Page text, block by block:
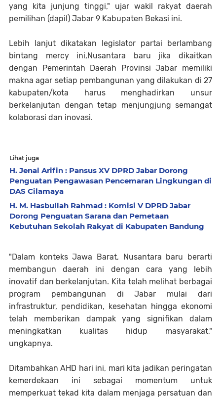
yang kita junjung tinggi," ujar wakil rakyat daerah
pemilihan (dapil) Jabar 9 Kabupaten Bekasi ini.
Lebih lanjut dikatakan legislator partai berlambang
bintang mercy ini,Nusantara baru jika dikaitkan
dengan Pemerintah Daerah Provinsi Jabar memiliki
makna agar setiap pembangunan yang dilakukan di 27
kabupaten/kota harus menghadirkan unsur
berkelanjutan dengan tetap menjungjung semangat
kolaborasi dan inovasi.
Lihat juga
H. Jenal Arifin : Pansus XV DPRD Jabar Dorong
Penguatan Pengawasan Pencemaran Lingkungan di
DAS Cilamaya
H. M. Hasbullah Rahmad : Komisi V DPRD Jabar
Dorong Penguatan Sarana dan Pemetaan
Kebutuhan Sekolah Rakyat di Kabupaten Bandung
"Dalam konteks Jawa Barat, Nusantara baru berarti
membangun daerah ini dengan cara yang lebih
inovatif dan berkelanjutan. Kita telah melihat berbagai
program pembangunan di Jabar mulai dari
infrastruktur, pendidikan, kesehatan hingga ekonomi
telah memberikan dampak yang signifikan dalam
meningkatkan kualitas hidup masyarakat,"
ungkapnya.
Ditambahkan AHD hari ini, mari kita jadikan peringatan
kemerdekaan ini sebagai momentum untuk
memperkuat tekad kita dalam menjaga persatuan dan